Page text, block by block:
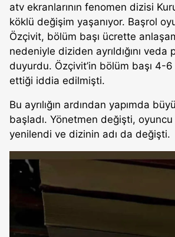
atv ekranlarının fenomen dizisi
köklü değişim yaşanıyor. Başrol
Özçivit, bölüm başı ücrette
nedeniyle diziden ayrıldığını veda
duyurdu. Özçivit’in bölüm başı 4-
ettiği iddia edilmişti.
Bu ayrılığın ardından yapımda
başladı. Yönetmen değişti,
yenilendi ve dizinin adı da değişti.